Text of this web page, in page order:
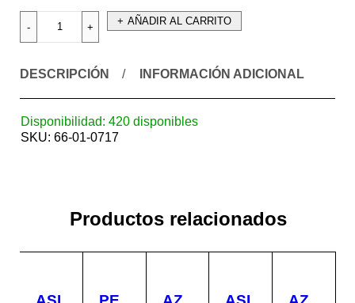
AÑADIR AL CARRITO
DESCRIPCIÓN INFORMACIÓN ADICIONAL
Disponibilidad: 420 disponibles
SKU: 66-01-0717
Productos relacionados